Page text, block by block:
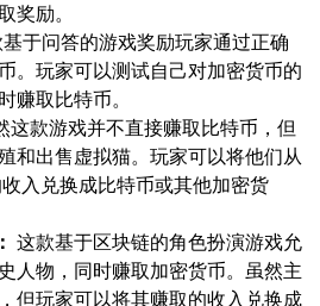
奖励。
于问答的游戏奖励玩家通过正确
。玩家可以测试自己对加密货币的
赚取比特币。
这款游戏并不直接赚取比特币，但
和出售虚拟猫。玩家可以将他们从
入兑换成比特币或其他加密货
这款基于区块链的角色扮演游戏允
人物，同时赚取加密货币。虽然主
但玩家可以将其赚取的收入兑换成